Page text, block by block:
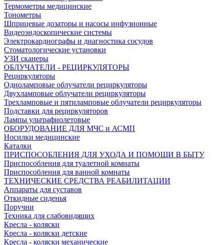
Термометры медицинские
Тонометры
Шприцевые дозаторы и насосы инфузионные
Видеоэндоскопические системы
Электрокардиографы и диагностика сосудов
Стоматологические установки
УЗИ сканеры
ОБЛУЧАТЕЛИ - РЕЦИРКУЛЯТОРЫ
Рециркуляторы
Одноламповые облучатели рециркуляторы
Двухламповые облучатели рециркуляторы
Трехламповые и пятиламповые облучатели рециркуляторы
Подставки для рециркуляторов
Лампы ультрафиолетовые
ОБОРУДОВАНИЕ ДЛЯ МЧС и АСМП
Носилки медицинские
Каталки
ПРИСПОСОБЛЕНИЯ ДЛЯ УХОДА И ПОМОЩИ В БЫТУ
Приспособления для туалетной комнаты
Приспособления для ванной комнаты
ТЕХНИЧЕСКИЕ СРЕДСТВА РЕАБИЛИТАЦИИ
Аппараты для суставов
Откидные сиденья
Поручни
Техника для слабовидящих
Кресла - коляски
Кресла - коляски детские
Кресла - коляски механические